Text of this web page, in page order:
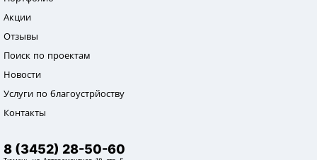
Акции
Отзывы
Поиск по проектам
Новости
Услуги по благоустрйоству
Контакты
8 (3452) 28-50-60